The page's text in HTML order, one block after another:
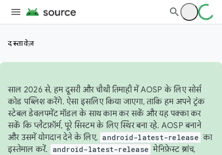
दस्तावेज़
साल 2026 से, हम दूसरी और चौथी तिमाही में AOSP के लिए सोर्स
कोड पब्लिश करेंगे. ऐसा इसलिए किया जाएगा, ताकि हम अपने ट्रंक
स्टेबल डेवलपमेंट मॉडल के साथ काम कर सकें और यह पक्का कर
सकें कि प्लैटफ़ॉर्म, पूरे सिस्टम के लिए स्थिर बना रहे. AOSP बनाने
और उसमें योगदान देने के लिए, android-latest-release का
इस्तेमाल करें.
android-latest-release मेनिफ़ेस्ट ब्रांच,